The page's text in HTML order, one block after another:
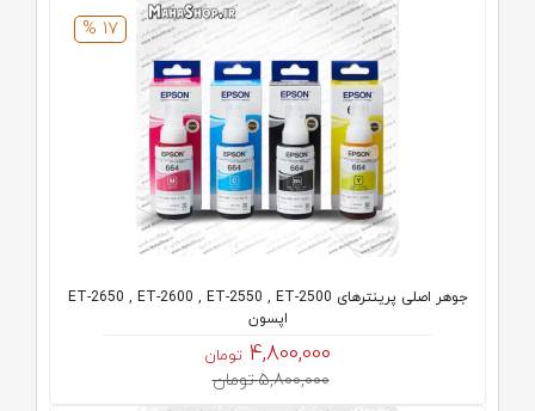
17 %
جوهر اصلی پرینترهای ET-2650 , ET-2600 , ET-2550 , ET-2500
اپسون
4,800,000 تومان
5,800,000 تومان